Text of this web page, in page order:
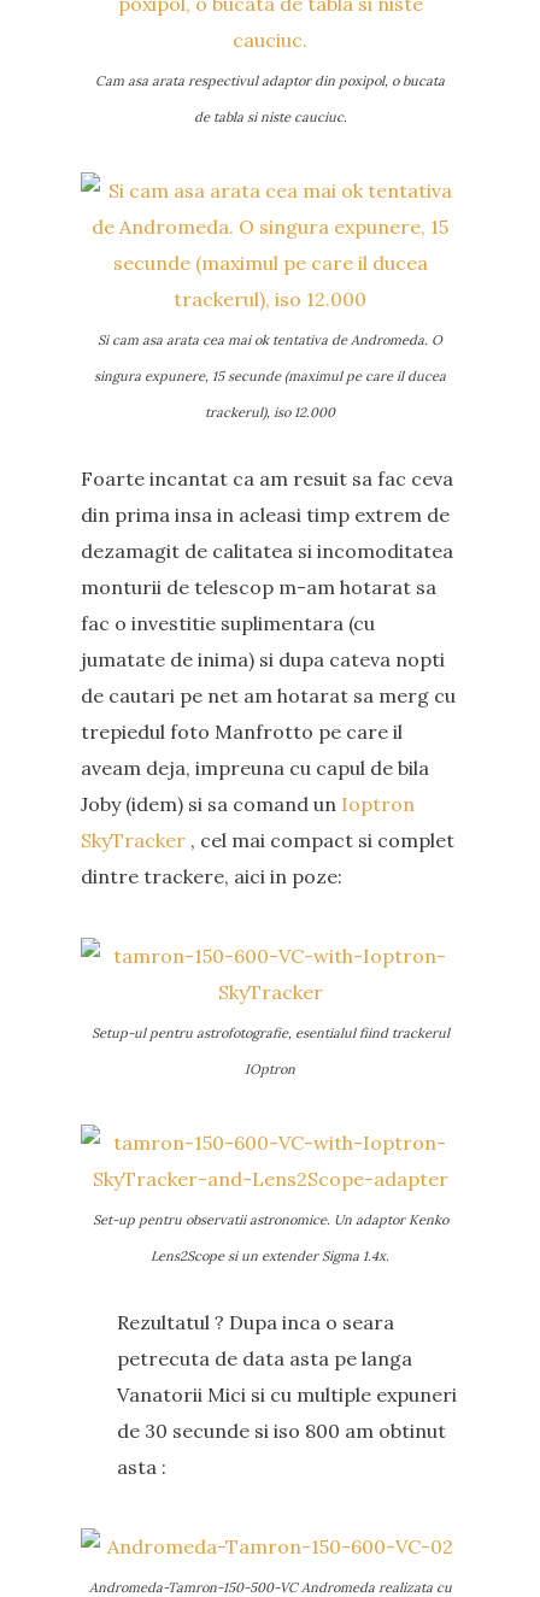
Cam asa arata respectivul adaptor din poxipol, o bucata
de tabla si niste cauciuc.
Si cam asa arata cea mai ok tentativa de Andromeda. O
singura expunere, 15 secunde (maximul pe care il ducea
trackerul), iso 12.000
Foarte incantat ca am resuit sa fac ceva
din prima insa in acleasi timp extrem de
dezamagit de calitatea si incomoditatea
monturii de telescop m-am hotarat sa
fac o investitie suplimentara (cu
jumatate de inima) si dupa cateva nopti
de cautari pe net am hotarat sa merg cu
trepiedul foto Manfrotto pe care il
aveam deja, impreuna cu capul de bila
Joby (idem) si sa comand un Ioptron
SkyTracker , cel mai compact si complet
dintre trackere, aici in poze:
Setup-ul pentru astrofotografie, esentialul fiind trackerul
IOptron
Set-up pentru observatii astronomice. Un adaptor Kenko
Lens2Scope si un extender Sigma 1.4x.
Rezultatul ? Dupa inca o seara
petrecuta de data asta pe langa
Vanatorii Mici si cu multiple expuneri
de 30 secunde si iso 800 am obtinut
asta :
Andromeda-Tamron-150-500-VC Andromeda realizata cu